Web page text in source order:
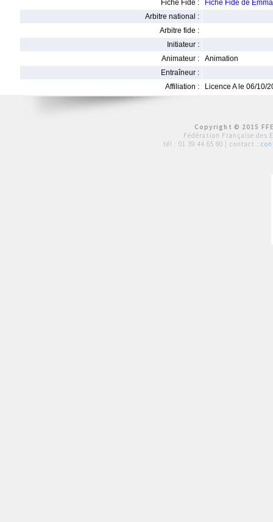
Fiche Fide :
Fiche Fide de
Arbitre national :
Arbitre fide :
Initiateur :
Animateur :
Animation
Entraîneur :
Affiliation :
Licence A le 06/10/
Copyright © 2015
Fédération Française des
tél : 01 39 44 65 80 | contact :